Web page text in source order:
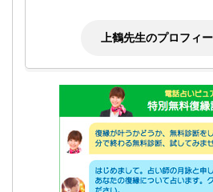
上鶴先生のプロフィ